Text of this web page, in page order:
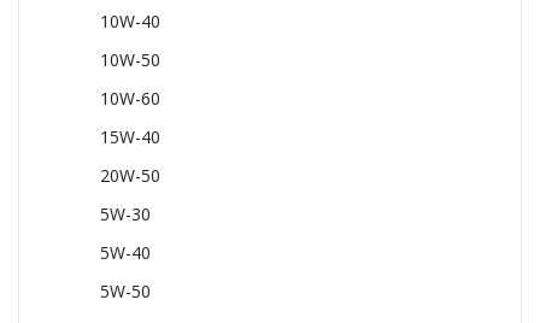
10W-40
10W-50
10W-60
15W-40
20W-50
5W-30
5W-40
5W-50